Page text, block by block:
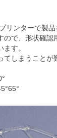
リンターで製品
ので、形状確認
す。
しまうことが